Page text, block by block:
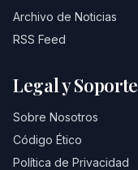
Archivo de Noticias
RSS Feed
Legal y Soporte
Sobre Nosotros
Código Ético
Política de Privacidad